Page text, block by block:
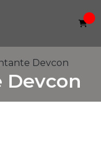
Devcon
Devcon